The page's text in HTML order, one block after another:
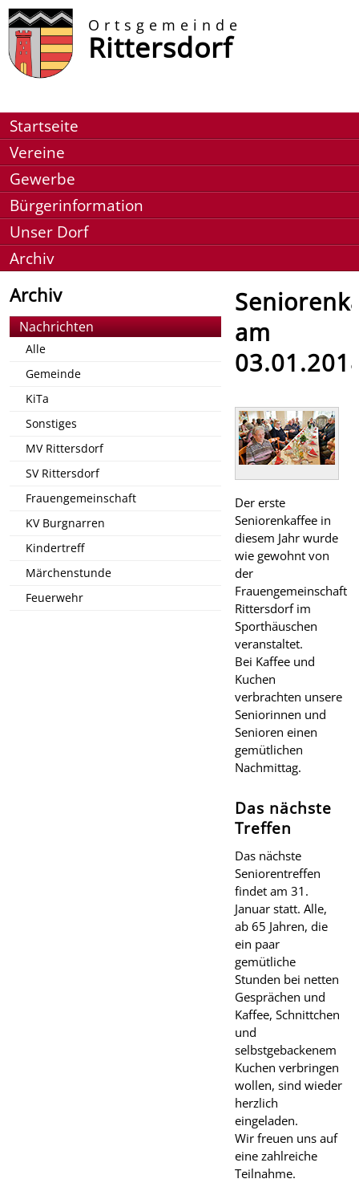
Ortsgemeinde
Rittersdorf
Startseite
Vereine
Gewerbe
Bürgerinformation
Unser Dorf
Archiv
Archiv
Nachrichten
Alle
Gemeinde
KiTa
Sonstiges
MV Rittersdorf
SV Rittersdorf
Frauengemeinschaft
KV Burgnarren
Kindertreff
Märchenstunde
Feuerwehr
am
Der erste
Seniorenkaffee in
diesem Jahr wurde
wie gewohnt von
der
Frauengemeinschaft
Rittersdorf im
Sporthäuschen
veranstaltet.
Bei Kaffee und
Kuchen
verbrachten unsere
Seniorinnen und
Senioren einen
gemütlichen
Nachmittag.
Das nächste
Treffen
Das nächste
Seniorentreffen
findet am 31.
Januar statt. Alle,
ab 65 Jahren, die
ein paar
gemütliche
Stunden bei netten
Gesprächen und
Kaffee, Schnittchen
und
selbstgebackenem
Kuchen verbringen
wollen, sind wieder
herzlich
eingeladen.
Wir freuen uns auf
eine zahlreiche
Teilnahme.